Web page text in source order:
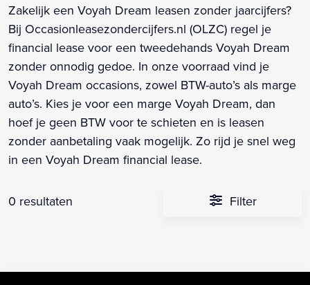
Zakelijk een Voyah Dream leasen zonder jaarcijfers?
Bij Occasionleasezondercijfers.nl (OLZC) regel je
financial lease voor een tweedehands Voyah Dream
zonder onnodig gedoe. In onze voorraad vind je
Voyah Dream occasions, zowel BTW-auto’s als marge
auto’s. Kies je voor een marge Voyah Dream, dan
hoef je geen BTW voor te schieten en is leasen
zonder aanbetaling vaak mogelijk. Zo rijd je snel weg
in een Voyah Dream financial lease.
0 resultaten Filter